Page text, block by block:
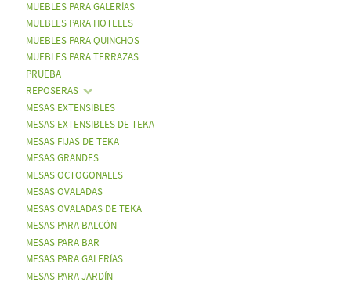
MUEBLES PARA GALERÍAS
MUEBLES PARA HOTELES
MUEBLES PARA QUINCHOS
MUEBLES PARA TERRAZAS
PRUEBA
REPOSERAS
MESAS EXTENSIBLES
MESAS EXTENSIBLES DE TEKA
MESAS FIJAS DE TEKA
MESAS GRANDES
MESAS OCTOGONALES
MESAS OVALADAS
MESAS OVALADAS DE TEKA
MESAS PARA BALCÓN
MESAS PARA BAR
MESAS PARA GALERÍAS
MESAS PARA JARDÍN